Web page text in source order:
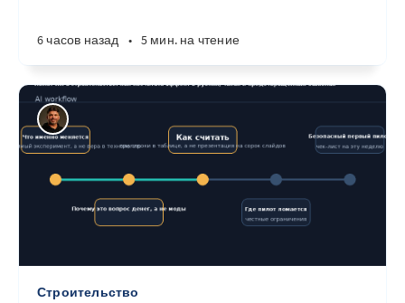
6 часов назад • 5 мин. на чтение
Строительство